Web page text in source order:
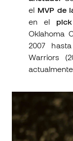
el MVP de
en el
Oklahoma
2007
Warriors